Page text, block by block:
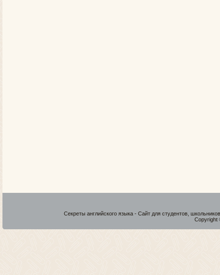
Секреты английского языка - Сайт для студентов,
Copyright